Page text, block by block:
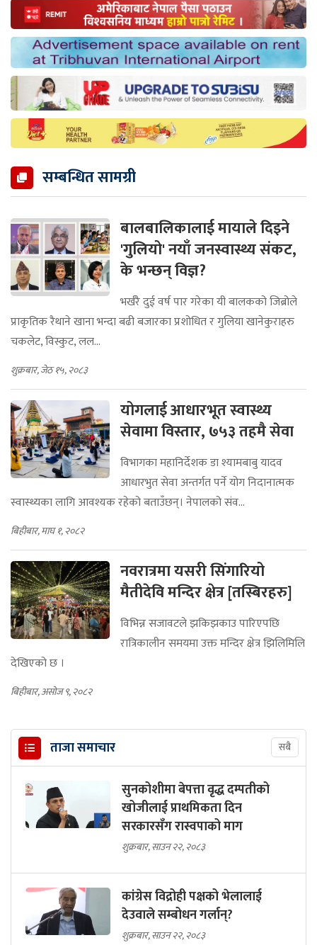
सम्बन्धित सामग्री
बालबालिकालाई मायाले दिइने
'गुलियो' नयाँ जनस्वास्थ्य संकट,
के भन्छन् विज्ञ?
भर्खरै दुई वर्ष पार गरेका यी बालकको जिब्रोले
प्राकृतिक रैथाने खाना भन्दा बढी बजारका प्रशोधित र गुलिया खानेकुराहरु
चकलेट, विस्कुट, लल...
शुक्रबार, जेठ १५, २०८३
योगलाई आधारभूत स्वास्थ्य
सेवामा विस्तार, ७५३ तहमै सेवा
विभागका महानिर्देशक डा श्यामबाबु यादव
आधारभुत सेवा अन्तर्गत पर्ने योग निदानात्मक
स्वास्थ्यका लागि आवश्यक रहेको बताउँछन्। नेपालको संव...
बिहीबार, माघ १, २०८२
नवरात्रमा यसरी सिंगारियो
मैतीदेवि मन्दिर क्षेत्र [तस्बिरहरु]
विभिन्न सजावटले झकिझकाउ पारिएपछि
रात्रिकालीन समयमा उक्त मन्दिर क्षेत्र झिलिमिलि
देखिएको छ ।
बिहीबार, असोज ९, २०८२
ताजा समाचार सबै
सुनकोशीमा बेपत्ता वृद्ध दम्पतीको
खोजीलाई प्राथमिकता दिन
सरकारसँग रास्वपाको माग
शुक्रबार, साउन २२, २०८३
कांग्रेस विद्रोही पक्षको भेलालाई
देउवाले सम्बोधन गर्लान्?
शुक्रबार, साउन २२, २०८३